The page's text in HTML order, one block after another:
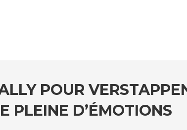
POUR
PLEINE D’ÉMOTIONS